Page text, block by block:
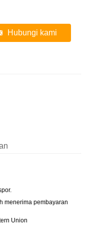
Hubungi kami
menerima pembayaran
Union